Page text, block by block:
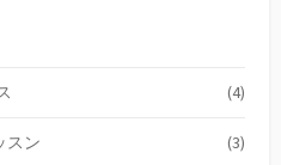
(4)
スン (3)